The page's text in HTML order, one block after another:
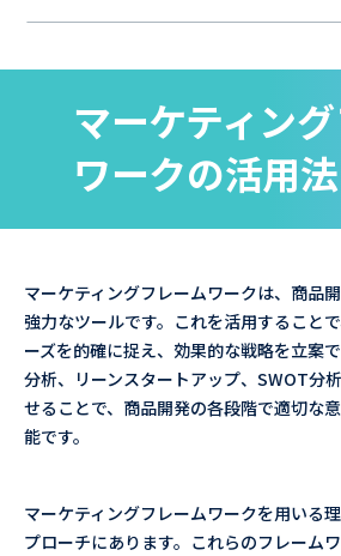
マーケティン
ワークの活用法
マーケティングフレームワークは、商品
強力なツールです。これを活用すること
ーズを的確に捉え、効果的な戦略を立案
分析、リーンスタートアップ、SWOT分
せることで、商品開発の各段階で適切な
能です。
マーケティングフレームワークを用いる
プローチにあります。これらのフレーム